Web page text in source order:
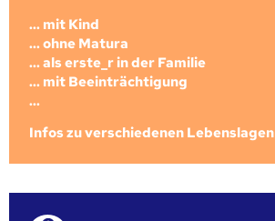
... mit Kind
... ohne Matura
... als erste_r in der Familie
... mit Beeinträchtigung
...
Infos zu verschiedenen Lebenslagen